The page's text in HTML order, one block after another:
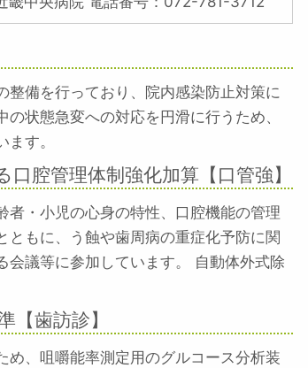
備を行っており、院内感染防止対策に
状態急変への対応を円滑に行うため、
す。
腔管理体制強化加算【口管強】
・小児の心身の特性、口腔機能の管理
もに、う蝕や歯周病の重症化予防に関
議等に参加しています。 自動体外式除
【歯訪診】
、咀嚼能率測定用のグルコース分析装